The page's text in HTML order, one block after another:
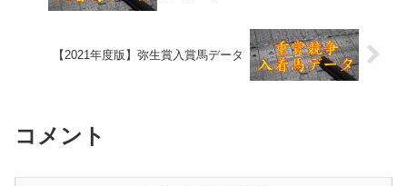
【2021年度版】弥生賞入賞馬データ
コメント